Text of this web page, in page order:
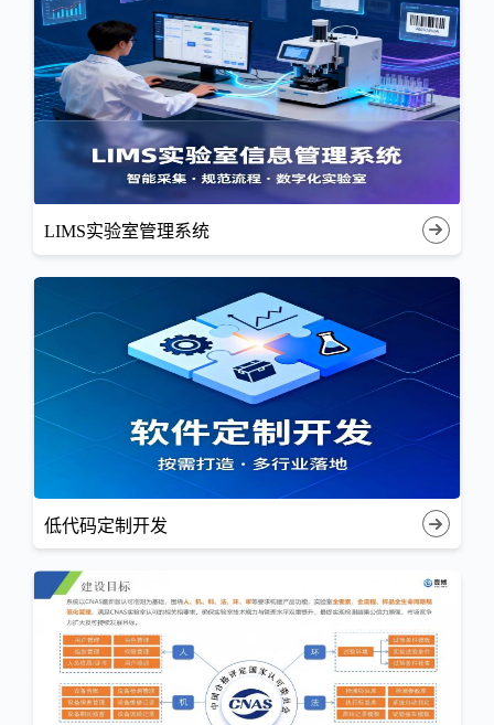
LIMS实验室管理系统
低代码定制开发